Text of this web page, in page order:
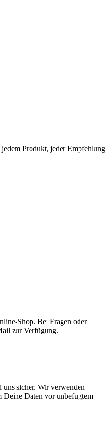
Produkt, jeder Empfehlung
Shop. Bei Fragen oder
zur Verfügung.
uns sicher. Wir verwenden
Deine Daten vor unbefugtem